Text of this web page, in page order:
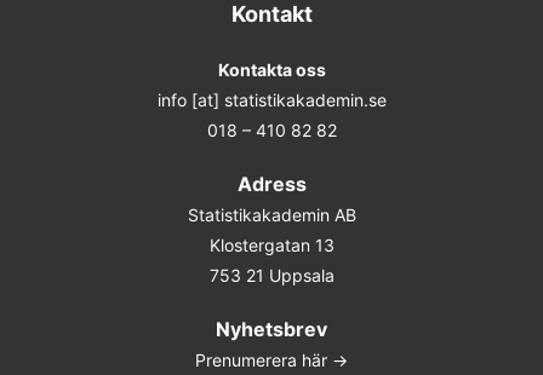
Kontakt
Kontakta oss
info [at] statistikakademin.se
018 – 410 82 82
Adress
Statistikakademin AB
Klostergatan 13
753 21 Uppsala
Nyhetsbrev
Prenumerera här ->